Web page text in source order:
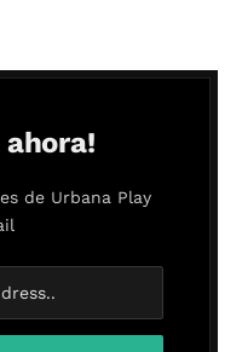
ahora!
de Urbana Play